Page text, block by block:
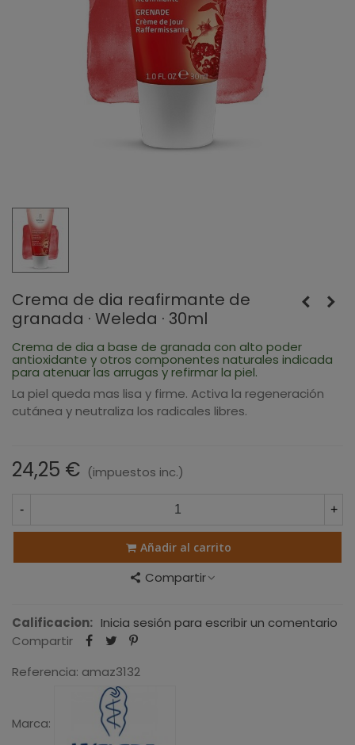
Crema de dia reafirmante de
granada · Weleda · 30ml
Crema de dia a base de granada con alto poder
antioxidante y otros componentes naturales indicada
para atenuar las arrugas y refirmar la piel.
La piel queda mas lisa y firme. Activa la regeneración
cutánea y neutraliza los radicales libres.
24,25 € (impuestos inc.)
- +
Añadir al carrito
Compartir
Calificacion: Inicia sesión para escribir un comentario
Compartir
Referencia: amaz3132
Marca: